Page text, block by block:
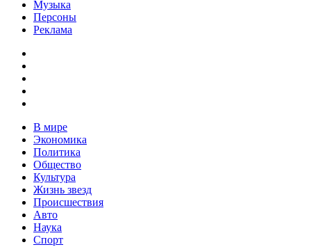
Музыка
Персоны
Реклама
В мире
Экономика
Политика
Общество
Культура
Жизнь звезд
Происшествия
Авто
Наука
Спорт